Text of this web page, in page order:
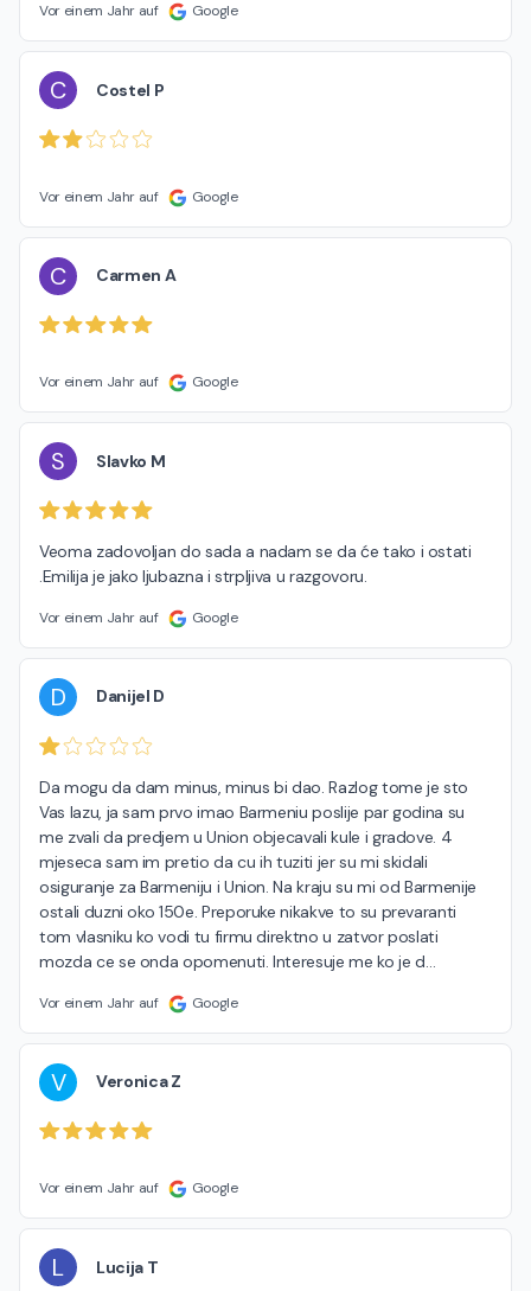
Vor einem Jahr auf Google
C Costel P
Vor einem Jahr auf Google
C Carmen A
Vor einem Jahr auf Google
S Slavko M
Veoma zadovoljan do sada a nadam se da će tako i ostati
.Emilija je jako ljubazna i strpljiva u razgovoru.
Vor einem Jahr auf Google
D Danijel D
Da mogu da dam minus, minus bi dao. Razlog tome je sto
Vas lazu, ja sam prvo imao Barmeniu poslije par godina su
me zvali da predjem u Union objecavali kule i gradove. 4
mjeseca sam im pretio da cu ih tuziti jer su mi skidali
osiguranje za Barmeniju i Union. Na kraju su mi od Barmenije
ostali duzni oko 150e. Preporuke nikakve to su prevaranti
tom vlasniku ko vodi tu firmu direktno u zatvor poslati
mozda ce se onda opomenuti. Interesuje me ko je d
Vor einem Jahr auf Google
V Veronica Z
Vor einem Jahr auf Google
L Lucija T